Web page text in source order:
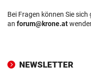
Bei Fragen können Sie
an forum@krone.at
NEWSLETTER